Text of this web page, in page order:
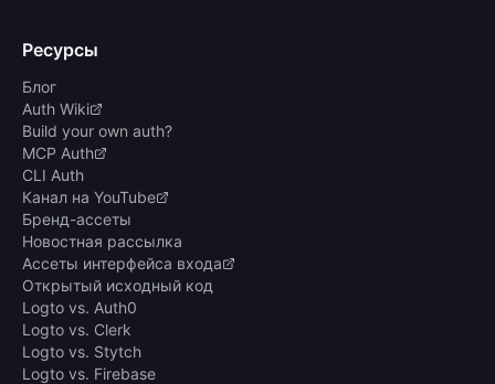
Ресурсы
Блог
Auth Wiki
Build your own auth?
MCP Auth
CLI Auth
Канал на YouTube
Бренд-ассеты
Новостная рассылка
Ассеты интерфейса входа
Открытый исходный код
Logto vs. Auth0
Logto vs. Clerk
Logto vs. Stytch
Logto vs. Firebase